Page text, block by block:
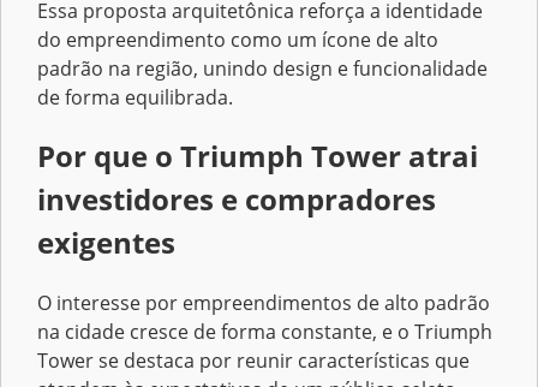
Essa proposta arquitetônica reforça a identidade
do empreendimento como um ícone de alto
padrão na região, unindo design e funcionalidade
de forma equilibrada.
Por que o Triumph Tower atrai
investidores e compradores
exigentes
O interesse por empreendimentos de alto padrão
na cidade cresce de forma constante, e o Triumph
Tower se destaca por reunir características que